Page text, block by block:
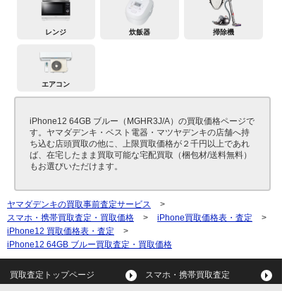
レンジ 炊飯器 掃除機
エアコン
iPhone12 64GB ブルー（MGHR3J/A）の買取価格ページで
す。ヤマダデンキ・ベスト電器・マツヤデンキの店舗へ持
ち込む店頭買取の他に、上限買取価格が２千円以上であれ
ば、在宅したまま買取可能な宅配買取（梱包材/送料無料）
もお選びいただけます。
ヤマダデンキの買取事前査定サービス
>
スマホ・携帯買取査定・買取価格
> iPhone買取価格表・査定
>
iPhone12 買取価格表・査定
>
iPhone12 64GB ブルー買取査定・買取価格
買取査定トップページ スマホ・携帯買取査定